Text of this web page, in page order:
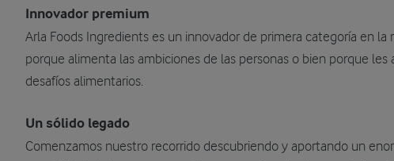
Innovador premium
Arla Foods Ingredients es un innovador de primera categoría en la
porque alimenta las ambiciones de las personas o bien porque les
desafíos alimentarios.
Un sólido legado
Comenzamos nuestro recorrido descubriendo y aportando un